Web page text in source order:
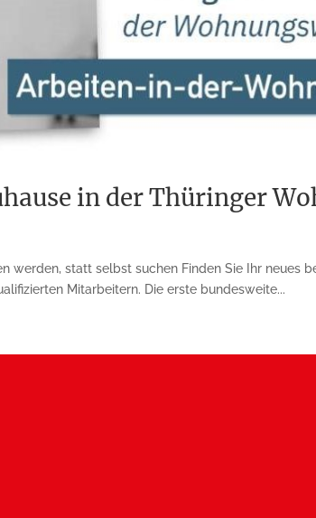
in der Thüringer
werden, statt selbst suchen Finden Sie Ihr neues
Mit­arbeitern. Die erste bundes­weite...